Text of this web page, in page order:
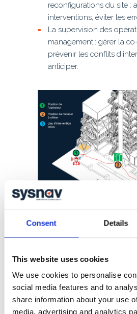
Consent Details
This website uses cookies
We use cookies to personalise
social media features and to
share information about your use
media, advertising and analytics
reconfigurations du site :
interventions, éviter les
La supervision des
management,: gérer la
prévenir les conflits
anticiper.
Mesures et a
nalyses
posteriori des
L’enregistrement des
les personnes ou les
génère des traces
manières: